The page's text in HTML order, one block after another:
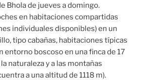
Bhola de jueves a domingo.
en habitaciones compartidas
individuales disponibles) en un
tipo cabañas, habitaciones típicas
entorno boscoso en una finca de 17
naturaleza y a las montañas
a una altitud de 1118 m).